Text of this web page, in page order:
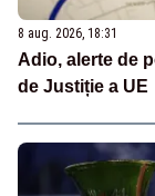
8 aug. 2026, 18:31
Adio, alerte de
de Justiție a UE